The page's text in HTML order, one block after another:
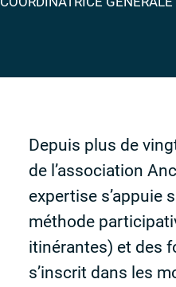
Depuis plus de
de l’association
expertise s’appuie
méthode
itinérantes) et des
s’inscrit dans les